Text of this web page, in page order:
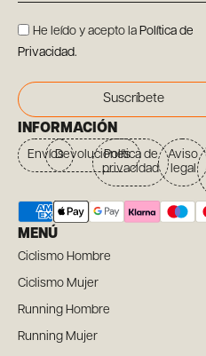
He leído y acepto la Política de
Privacidad.
Suscríbete
INFORMACIÓN
EnvíosDevolucionesPolítica de
privacidad
Aviso
legal
MENÚ
Ciclismo Hombre
Ciclismo Mujer
Running Hombre
Running Mujer